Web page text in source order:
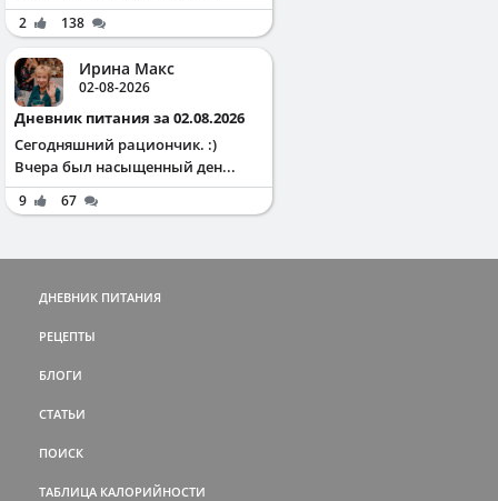
2 138
Ирина Макс
02-08-2026
Дневник питания за 02.08.2026
Сегодняшний рациончик. :)
Вчера был насыщенный ден...
9 67
ДНЕВНИК ПИТАНИЯ
РЕЦЕПТЫ
БЛОГИ
СТАТЬИ
ПОИСК
ТАБЛИЦА КАЛОРИЙНОСТИ